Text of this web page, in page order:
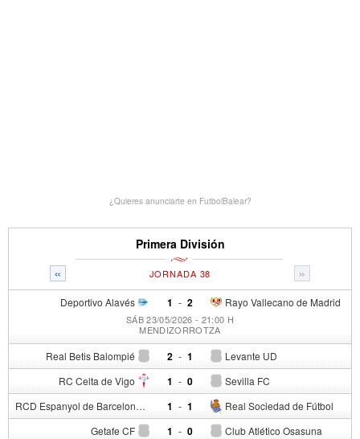
¿Quieres anunciarte en FutbolBalear?
Primera División
« »
JORNADA 38
Deportivo Alavés 1 - Rayo Vallecano de Madrid
2
SÁB 23/05/2026 - 21:00 H
MENDIZORROTZA
Real Betis Balompié 2 - Levante UD
1
RC Celta de Vigo 1 - Sevilla FC
0
RCD Espanyol de Barcelona 1 - Real Sociedad de Fútbol
1
Getafe CF 1 - Club Atlético Osasuna
0